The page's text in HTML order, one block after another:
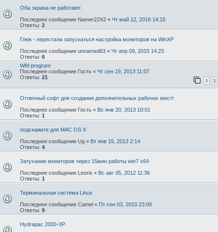
Оба экрана не работают.
Последнее сообщение Namer22X2 « Чт май 12, 2016 14:15
Ответы: 2
Глюк - перестала запускаться настройка мониторов на WinXP
Последнее сообщение unnamed63 « Чт апр 09, 2015 14:23
Ответы: 6
WM program
Последнее сообщение Гость « Чт сен 19, 2013 11:07
Ответы: 21
1 2
Отличный софт для создания дополнительных рабочих мест!
Последнее сообщение Гость « Вс янв 20, 2013 10:01
Ответы: 1
подскажите для MAC OS X
Последнее сообщение Ug « Вт янв 15, 2013 2:14
Ответы: 4
Затухание мониторов через 15мин работы win7 x64
Последнее сообщение Leorix « Вс авг 05, 2012 11:36
Ответы: 1
Терминальная система Linux
Последнее сообщение Camel « Пт сен 03, 2010 23:09
Ответы: 9
Hydrapac 2000-XP